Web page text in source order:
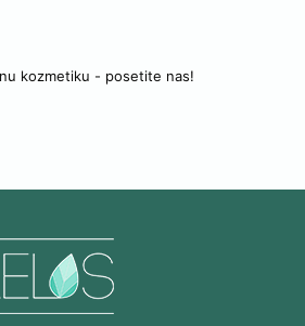
kozmetiku - posetite nas!